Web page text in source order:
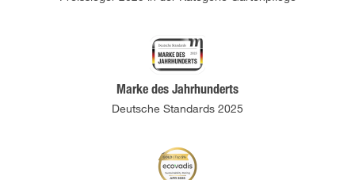
Marke des Jahrhunderts
Deutsche Standards 2025